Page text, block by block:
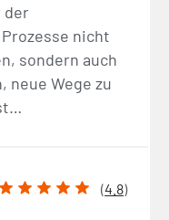
der
nicht
sondern auch
neue Wege zu
(4.8)